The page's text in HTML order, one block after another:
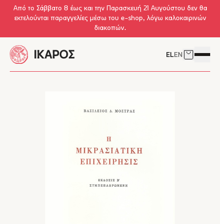
Skip to main content
Από το Σάββατο 8 έως και την Παρασκευή 21 Αυγούστου δεν θα
εκτελούνται παραγγελίες μέσω του e-shop, λόγω καλοκαιρινών
διακοπών.
ELEN Δείτε το